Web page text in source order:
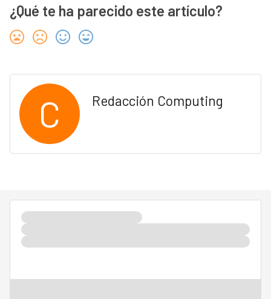
¿Qué te ha parecido este artículo?
C Redacción Computing